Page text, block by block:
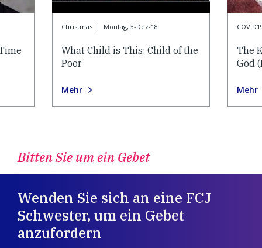
Christmas | Montag, 3-Dez-18
What Child is This: Child of the
Poor
Mehr
The
God
Mehr
Bitten Sie um ein Gebet
Wenden Sie sich an eine FCJ
Schwester, um ein Gebet
anzufordern